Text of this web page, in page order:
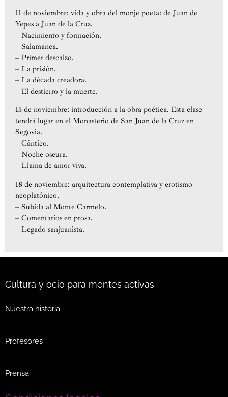
11 de noviembre: vida y obra del monje poeta: de Juan de
Yepes a Juan de la Cruz.
– Nacimiento y formación.
– Salamanca.
– Primer descalzo.
– La prisión.
– La década creadora.
– El destierro y la muerte.
15 de noviembre: introducción a la obra poética. Esta clase
tendrá lugar en el Monasterio de San Juan de la Cruz en
Segovia.
– Cántico.
– Noche oscura.
– Llama de amor viva.
18 de noviembre: arquitectura contemplativa y erotismo
neoplatónico.
– Subida al Monte Carmelo.
– Comentarios en prosa.
– Legado sanjuanista.
Cultura y ocio para mentes activas
Nuestra historia
Profesores
Prensa